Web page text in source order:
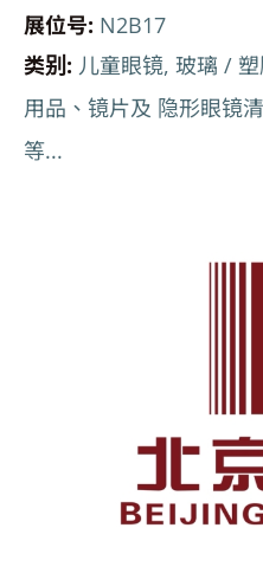
展位号: N2B17
类别: 儿童眼镜, 玻璃 /
用品、镜片及 隐形眼镜
等...